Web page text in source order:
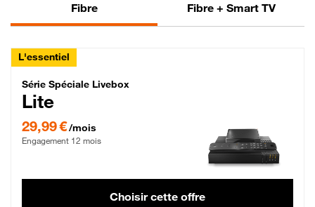
Fibre Fibre + Smart TV
L'essentiel
Série Spéciale Livebox Lite Fibre
Série Spéciale Livebox
Lite
29,99 €/mois
Engagement 12 mois
Choisir cette offre